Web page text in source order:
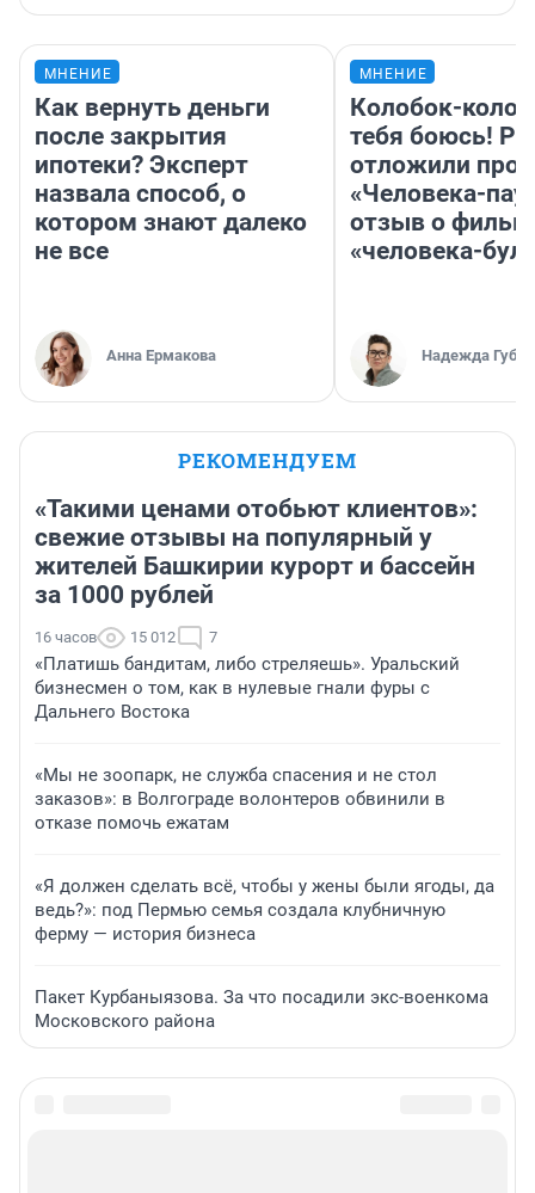
МНЕНИЕ
Как вернуть деньги
после закрытия
ипотеки? Эксперт
назвала способ, о
котором знают далеко
не все
Анна Ермакова
МНЕНИЕ
Колобок-
тебя боюсь!
отложили
«Человека-
отзыв о
«человека-
Надежда
РЕКОМЕНДУЕМ
«Такими ценами отобьют клиентов»:
свежие отзывы на популярный у
жителей Башкирии курорт и бассейн
за 1000 рублей
16 часов 15 012 7
«Платишь бандитам, либо стреляешь». Уральский
бизнесмен о том, как в нулевые гнали фуры с
Дальнего Востока
«Мы не зоопарк, не служба спасения и не стол
заказов»: в Волгограде волонтеров обвинили в
отказе помочь ежатам
«Я должен сделать всё, чтобы у жены были ягоды, да
ведь?»: под Пермью семья создала клубничную
ферму — история бизнеса
Пакет Курбаныязова. За что посадили экс-военкома
Московского района